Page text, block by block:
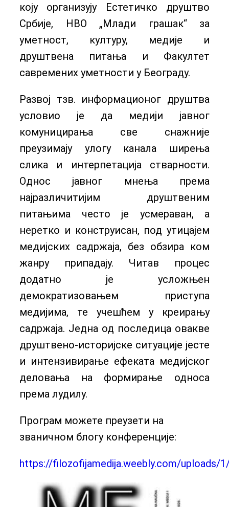
коју организују Естетичко друштво
Србије, НВО „Млади грашак“ за
уметност, културу, медије и
друштвена питања и Факултет
савремених уметности у Београду.
Развој тзв. информационог друштва
условио је да медији јавног
комуницирања све снажније
преузимају улогу канала ширења
слика и интерпетација стварности.
Однос јавног мнења према
најразличитијим друштвеним
питањима често је усмераван, а
неретко и конструисан, под утицајем
медијских садржаја, без обзира ком
жанру припадају. Читав процес
додатно је усложњен
демократизовањем приступа
медијима, те учешћем у креирању
садржаја. Једна од последица овакве
друштвено-историјске ситуације јесте
и интензивирање ефеката медијског
деловања на формирање односа
према лудилу.
Програм можете преузети на
званичном блогу конференције:
https://filozofijamedija.weebly.com/uploads/